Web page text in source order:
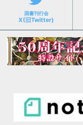
国書刊行会
X(旧Twitter)